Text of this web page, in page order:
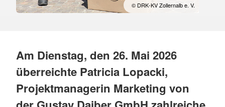
© DRK-KV Zollernalb e. V.
Am Dienstag, den 26. Mai 2026
überreichte Patricia Lopacki,
Projektmanagerin Marketing von